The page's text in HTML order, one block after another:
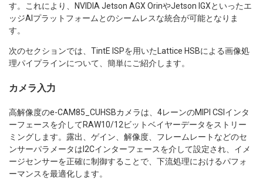
す。これにより、NVIDIA Jetson AGX OrinやJetson IGXといったエ
ッジAIプラットフォームとのシームレスな統合が可能となりま
す。
次のセクションでは、TintE ISPを用いたLattice HSBによる画像処
理パイプラインについて、簡単にご紹介します。
カメラ入力
高解像度のe-CAM85_CUHSBカメラは、4レーンのMIPI CSIインタ
ーフェースを介してRAW10/12ビットベイヤーデータをストリー
ミングします。露出、ゲイン、解像度、フレームレートなどのセ
ンサーパラメータはI2Cインターフェースを介して設定され、イメ
ージセンサーを正確に制御することで、下流処理におけるパフォ
ーマンスを最適化します。